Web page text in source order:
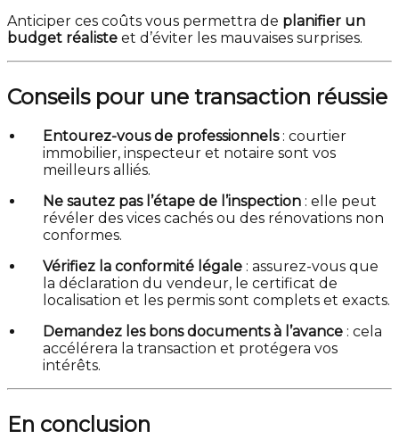
Anticiper ces coûts vous permettra de planifier un
budget réaliste et d’éviter les mauvaises surprises.
Conseils pour une transaction réussie
Entourez-vous de professionnels: courtier
immobilier, inspecteur et notaire sont vos
meilleurs alliés.
Ne sautez pas l’étape de l’inspection : elle peut
révéler des vices cachés ou des rénovations non
conformes.
Vérifiez la conformité légale : assurez-vous que
la déclaration du vendeur, le certificat de
localisation et les permis sont complets et exacts.
Demandez les bons documents à l’avance : cela
accélérera la transaction et protégera vos
intérêts.
En conclusion